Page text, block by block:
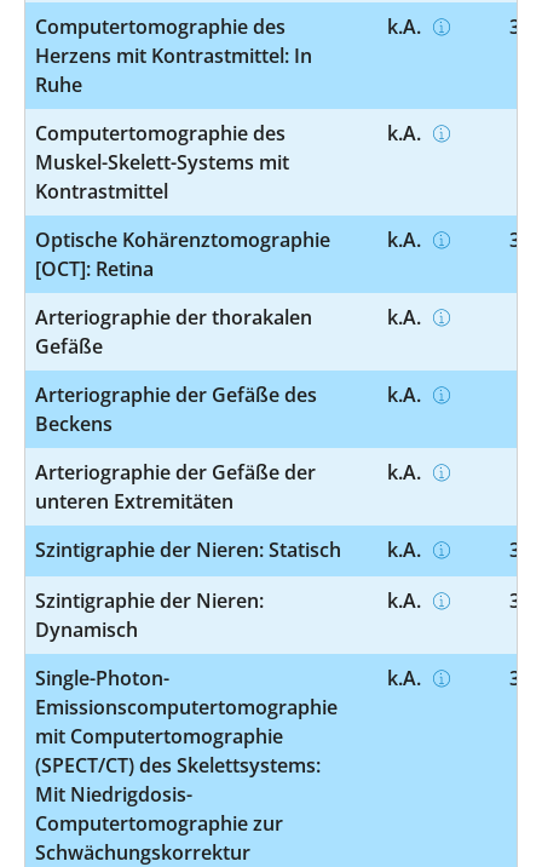
Computertomographie des
Herzens mit Kontrastmittel: In
Ruhe
k.A. 3-
Computertomographie des
Muskel-Skelett-Systems mit
Kontrastmittel
k.A.
Optische Kohärenztomographie
[OCT]: Retina
k.A. 3-
Arteriographie der thorakalen
Gefäße
k.A.
Arteriographie der Gefäße des
Beckens
k.A.
Arteriographie der Gefäße der
unteren Extremitäten
k.A.
Szintigraphie der Nieren: Statisch k.A.
3-
Szintigraphie der Nieren:
Dynamisch
k.A. 3-
Single-Photon-
Emissionscomputertomographie
mit Computertomographie
(SPECT/CT) des Skelettsystems:
Mit Niedrigdosis-
Computertomographie zur
Schwächungskorrektur
k.A. 3-